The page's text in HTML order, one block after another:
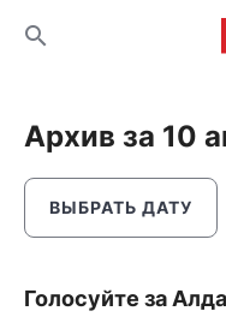
Архив за 10
ВЫБРАТЬ ДАТУ
Голосуйте за